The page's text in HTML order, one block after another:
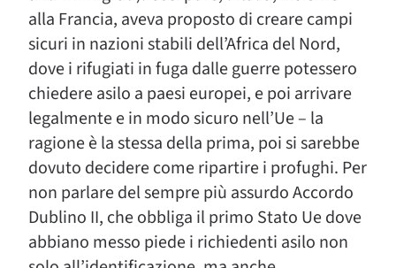
alla Francia, aveva proposto di creare campi
sicuri in nazioni stabili dell’Africa del Nord,
dove i rifugiati in fuga dalle guerre potessero
chiedere asilo a paesi europei, e poi arrivare
legalmente e in modo sicuro nell’Ue – la
ragione è la stessa della prima, poi si sarebbe
dovuto decidere come ripartire i profughi. Per
non parlare del sempre più assurdo Accordo
Dublino II, che obbliga il primo Stato Ue dove
abbiano messo piede i richiedenti asilo non